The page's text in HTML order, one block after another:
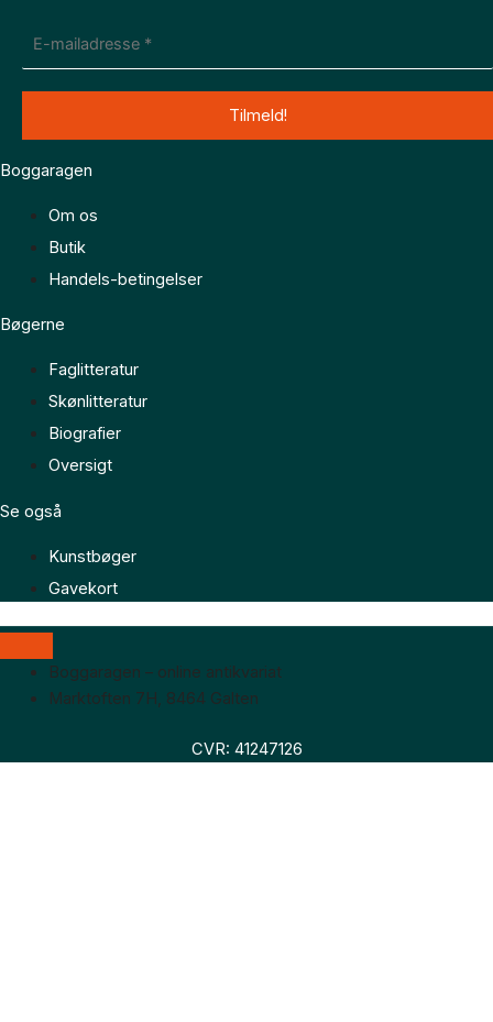
Boggaragen
Om os
Butik
Handels-betingelser
Bøgerne
Faglitteratur
Skønlitteratur
Biografier
Oversigt
Se også
Kunstbøger
Gavekort
Boggaragen – online antikvariat
Marktoften 7H, 8464 Galten
CVR: 41247126